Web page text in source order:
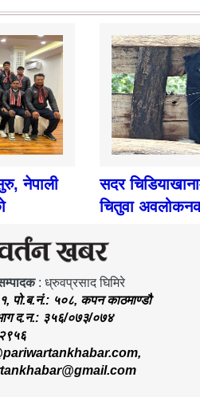
नेपाली
सदर
चितुवा
: ध्रुवप्रसाद घिमिरे
पो.ब.नं.: ५०८, कपन काठमाण्डौ
द.न.: ३५६/०७३/०७४
,